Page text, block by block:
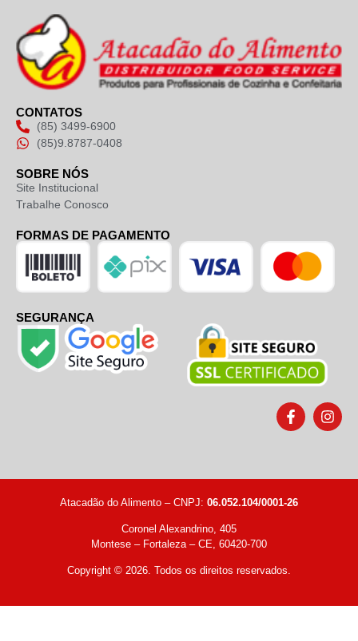
(85) 3499-6900
(85)9.8787-0408
CONTATOS
SOBRE NÓS
Site Institucional
Trabalhe Conosco
FORMAS DE PAGAMENTO
SEGURANÇA
Atacadão do Alimento – CNPJ: 06.052.104/0001-26
Coronel Alexandrino, 405
Montese – Fortaleza – CE, 60420-700
Copyright © 2026. Todos os direitos reservados.